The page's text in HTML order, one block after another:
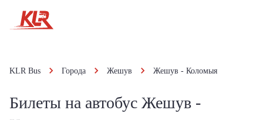
KLR Bus Города Жешув Жешув - Коломыя
Билеты на автобус Жешув -